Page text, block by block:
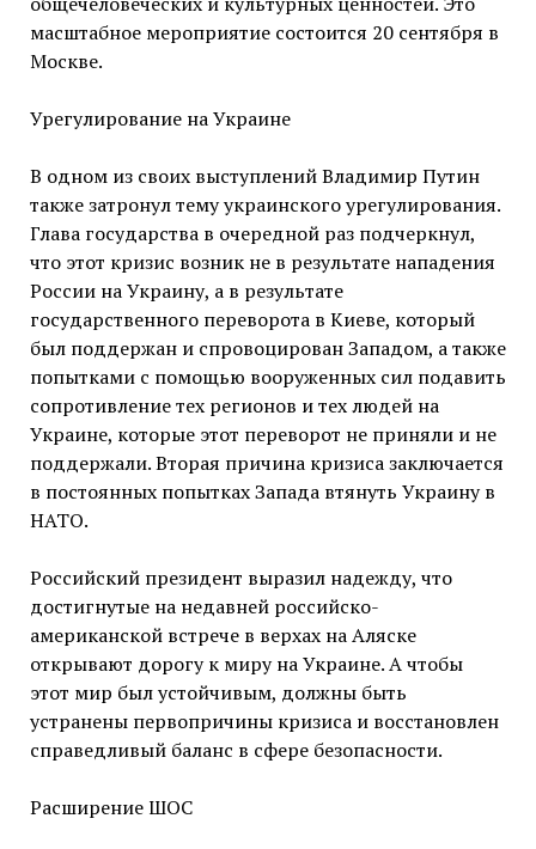
масштабное мероприятие состоится 20 сентября в
Москве.
Урегулирование на Украине
В одном из своих выступлений Владимир Путин
также затронул тему украинского урегулирования.
Глава государства в очередной раз подчеркнул,
что этот кризис возник не в результате нападения
России на Украину, а в результате
государственного переворота в Киеве, который
был поддержан и спровоцирован Западом, а также
попытками с помощью вооруженных сил подавить
сопротивление тех регионов и тех людей на
Украине, которые этот переворот не приняли и не
поддержали. Вторая причина кризиса заключается
в постоянных попытках Запада втянуть Украину в
НАТО.
Российский президент выразил надежду, что
достигнутые на недавней российско-
американской встрече в верхах на Аляске
открывают дорогу к миру на Украине. А чтобы
этот мир был устойчивым, должны быть
устранены первопричины кризиса и восстановлен
справедливый баланс в сфере безопасности.
Расширение ШОС